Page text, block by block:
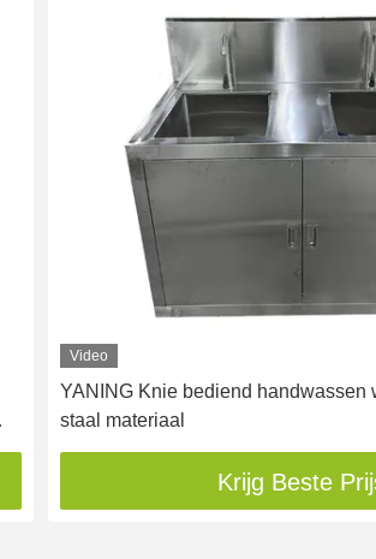
Video
YANING Knie bediend handwassen
staal materiaal
Krijg Beste